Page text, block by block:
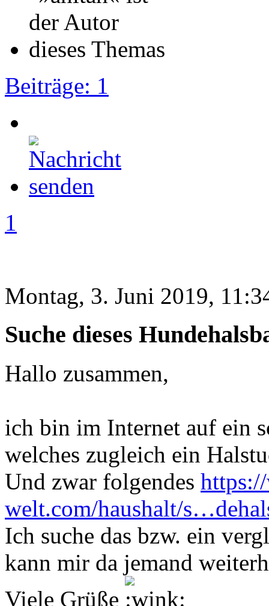
Beiträge: 1
1
Montag, 3. Juni 2019,
Suche dieses
Hallo zusammen,
ich bin im Internet auf ein
welches zugleich ein
Und zwar folgendes
welt.com/haushalt/
Ich suche das bzw. ein
kann mir da jemand
Viele Grüße